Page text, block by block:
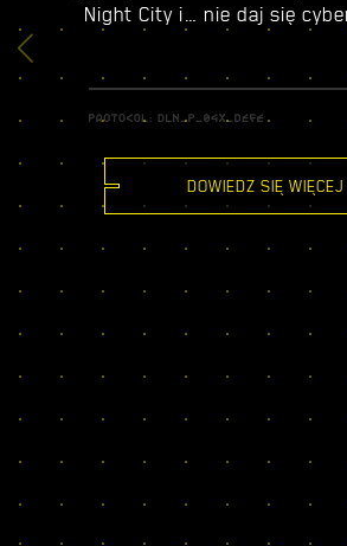
Night City i… nie daj się
DOWIEDZ SIĘ WIĘCEJ